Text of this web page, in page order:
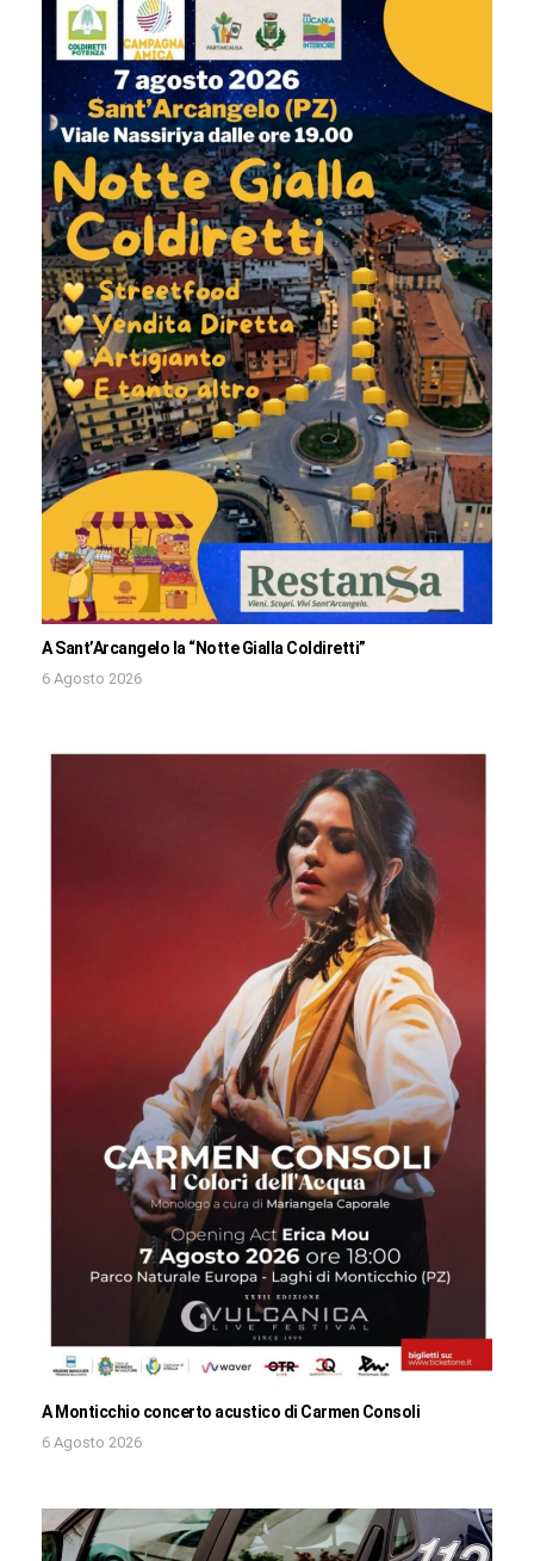
A Sant’Arcangelo la “Notte Gialla Coldiretti”
6 Agosto 2026
A Monticchio concerto acustico di Carmen Consoli
6 Agosto 2026